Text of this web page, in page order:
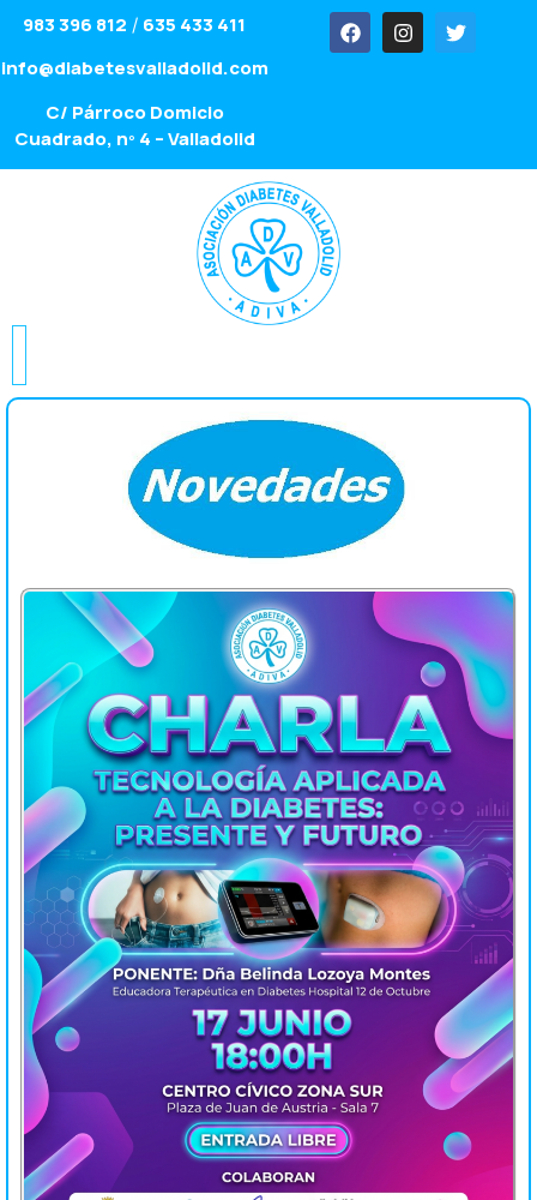
983 396 812 / 635 433 411
info@diabetesvalladolid.com
C/ Párroco Domicio
Cuadrado, nº 4 – Valladolid